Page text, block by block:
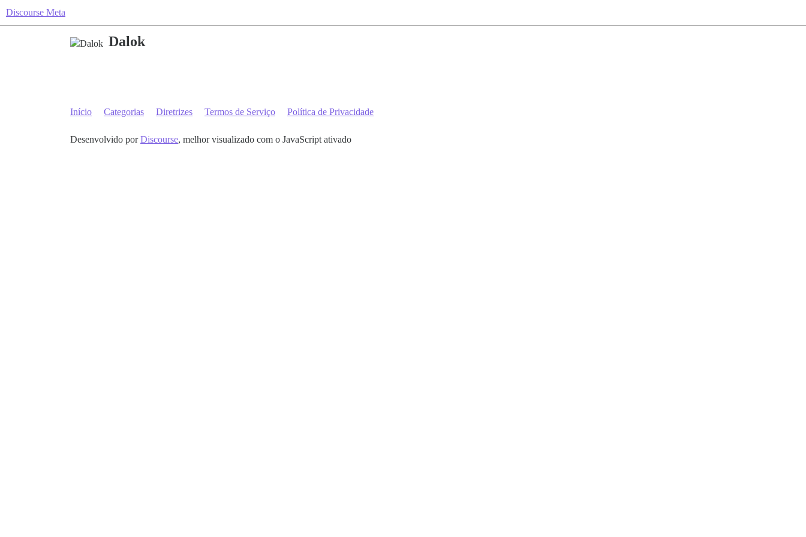
Discourse Meta
Dalok
Início Categorias Diretrizes Termos de Serviço Política de Privacidade
Desenvolvido porDiscourse, melhor visualizado com o JavaScript ativado